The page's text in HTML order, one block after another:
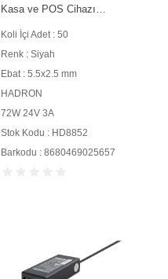
Kasa ve POS Cihazı
5.5x2.5 mm Siyah
Koli İçi Adet : 50
Renk : Siyah
Ebat : 5.5x2.5 mm
HADRON
72W 24V 3A
Stok Kodu : HD8852
Barkodu : 8680469025657